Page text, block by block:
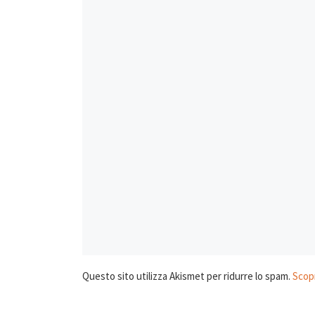
Questo sito utilizza Akismet per ridurre lo spam.